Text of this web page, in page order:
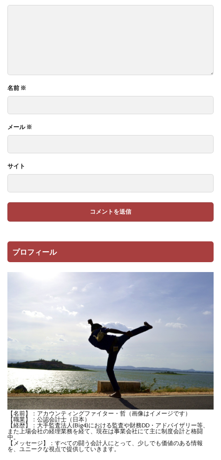
名前 ※
メール※
サイト
プロフィール
【名前】：アカウンティングファイター・哲（画像はイメージです）
【職業】：公認会計士（日本）
【経歴】：大手監査法人(Big4)における監査や財務DD・アドバイザリー等、
また上場会社の経理業務を経て、現在は事業会社にて主に制度会計と格闘
中。
【メッセージ】：すべての闘う会計人にとって、少しでも価値のある情報
を、ユニークな視点で提供していきます。